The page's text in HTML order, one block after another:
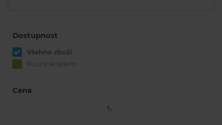
Dostupnost
Všehno zboží
Pouze skladem
Cena